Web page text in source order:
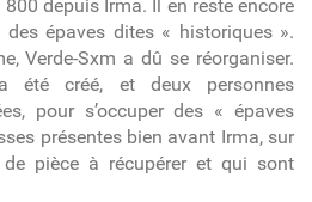
depuis Irma. Il en reste encore
épaves dites « historiques ».
Verde-Sxm a dû se réorganiser.
été créé, et deux personnes
pour s’occuper des « épaves
présentes bien avant Irma, sur
pièce à récupérer et qui sont